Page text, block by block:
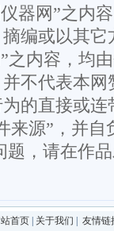
器网”之内
编或以其它
内容，均
不代表本
的直接或
来源”，并
，请在作
站首页 关于我们 友情链